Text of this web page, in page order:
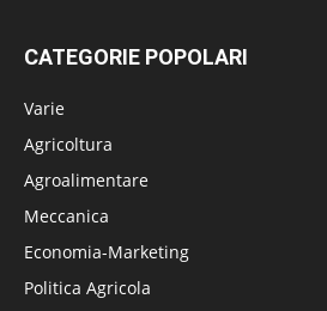
CATEGORIE POPOLARI
Varie
Agricoltura
Agroalimentare
Meccanica
Economia-Marketing
Politica Agricola